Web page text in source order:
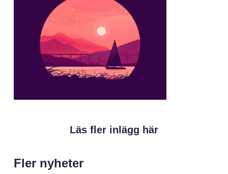
Läs fler inlägg här
Fler nyheter